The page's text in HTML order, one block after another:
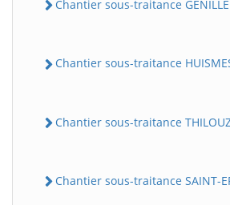
Chantier sous-traitance GENILLE
Chantier sous-traitance
Chantier sous-traitance
Chantier sous-traitance SAINT-